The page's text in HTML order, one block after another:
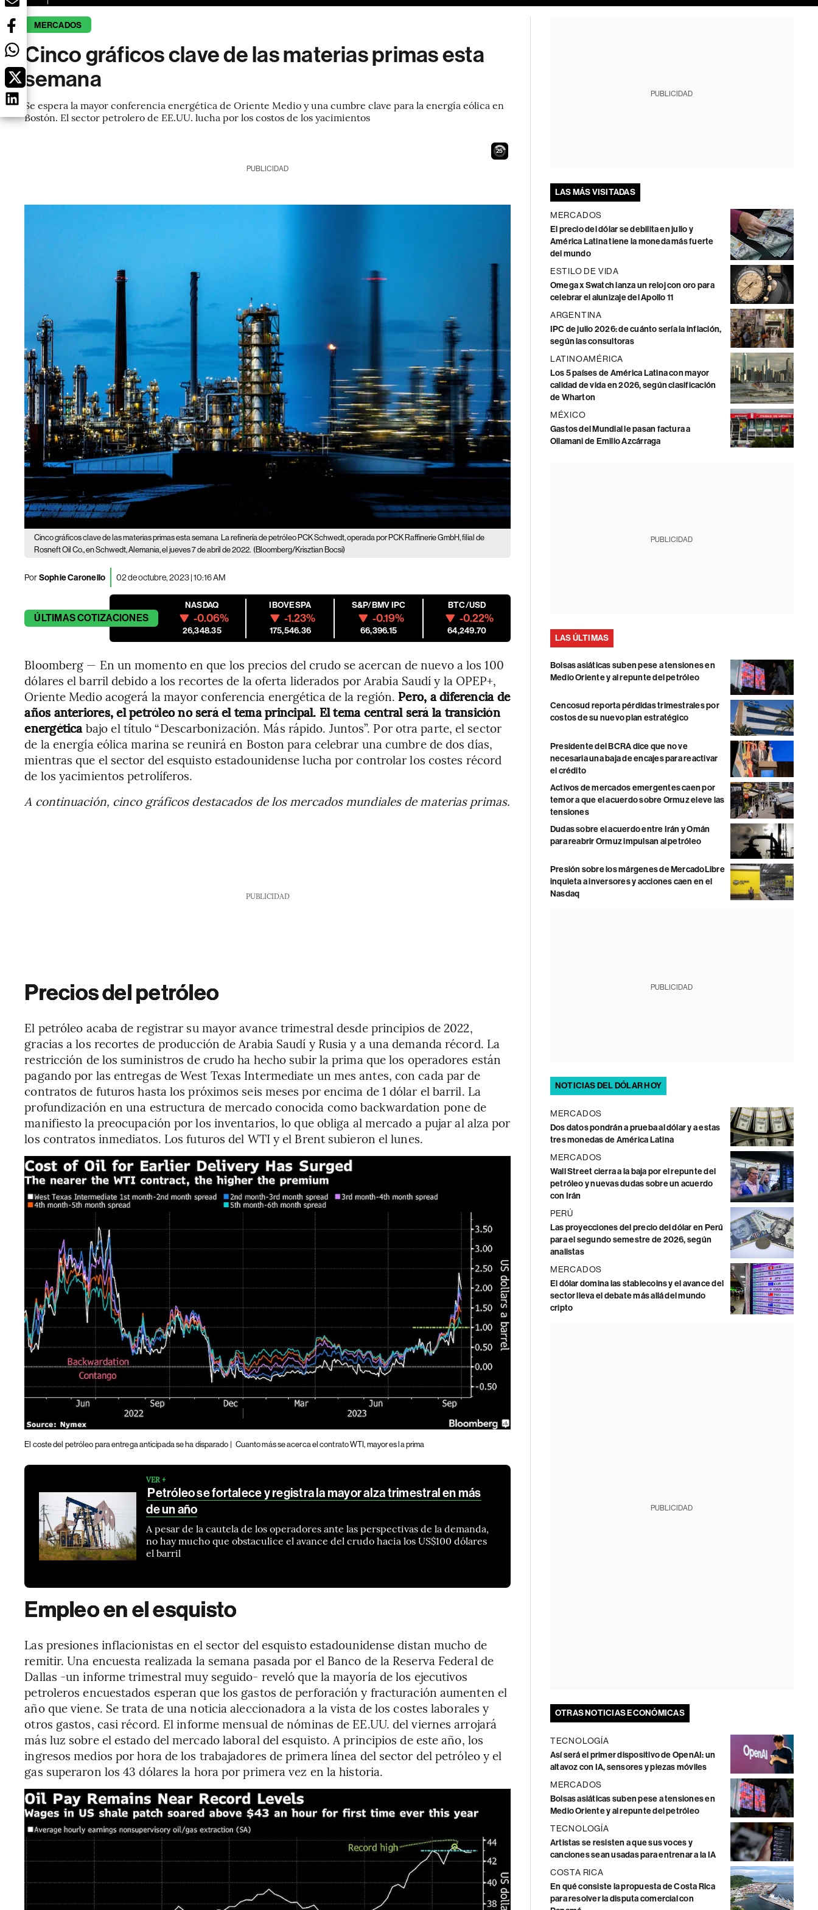
MERCADOS
Cinco gráficos clave de las materias primas esta
semana
Se espera la mayor conferencia energética de Oriente Medio y una cumbre clave para la energía eólica en
Bostón. El sector petrolero de EE.UU. lucha por los costos de los yacimientos
24
PUBLICIDAD
Cinco gráficos clave de las materias primas esta semana La refinería de petróleo PCK Schwedt, operada por PCK Raffinerie GmbH, filial de
Rosneft Oil Co., en Schwedt, Alemania, el jueves 7 de abril de 2022. (Bloomberg/Krisztian Bocsi)
PorSophie Caronello 02 de octubre, 2023 | 10:16 AM
ÚLTIMASCOTIZACIONES
NASDAQ
-0.06%
26,348.35
IBOVESPA
-1.23%
175,546.36
S&P/BMV IPC
-0.19%
66,396.15
BTC/USD
-0.22%
64,249.70
Bloomberg — En un momento en que los precios del crudo se acercan de nuevo a los 100
dólares el barril debido a los recortes de la oferta liderados por Arabia Saudí y la OPEP+,
Oriente Medio acogerá la mayor conferencia energética de la región. Pero, a diferencia de
años anteriores, el petróleo no será el tema principal. El tema central será la transición
energéticabajo el título “Descarbonización. Más rápido. Juntos”. Por otra parte, el sector
de la energía eólica marina se reunirá en Boston para celebrar una cumbre de dos días,
mientras que el sector del esquisto estadounidense lucha por controlar los costes récord
de los yacimientos petrolíferos.
A continuación, cinco gráficos destacados de los mercados mundiales de materias primas.
PUBLICIDAD
Precios del petróleo
El petróleo acaba de registrar su mayor avance trimestral desde principios de 2022,
gracias a los recortes de producción de Arabia Saudí y Rusia y a una demanda récord. La
restricción de los suministros de crudo ha hecho subir la prima que los operadores están
pagando por las entregas de West Texas Intermediate un mes antes, con cada par de
contratos de futuros hasta los próximos seis meses por encima de 1 dólar el barril. La
profundización en una estructura de mercado conocida como backwardation pone de
manifiesto la preocupación por los inventarios, lo que obliga al mercado a pujar al alza por
los contratos inmediatos. Los futuros del WTI y el Brent subieron el lunes.
El coste del petróleo para entrega anticipada se ha disparado | Cuanto más se acerca el contrato WTI, mayor es la prima
VER +
Petróleo se fortalece y registra la mayor alza trimestral en más
de un año
A pesar de la cautela de los operadores ante las perspectivas de la demanda,
no hay mucho que obstaculice el avance del crudo hacia los US$100 dólares
el barril
Empleo en el esquisto
Las presiones inflacionistas en el sector del esquisto estadounidense distan mucho de
remitir. Una encuesta realizada la semana pasada por el Banco de la Reserva Federal de
Dallas -un informe trimestral muy seguido- reveló que la mayoría de los ejecutivos
petroleros encuestados esperan que los gastos de perforación y fracturación aumenten el
año que viene. Se trata de una noticia aleccionadora a la vista de los costes laborales y
otros gastos, casi récord. El informe mensual de nóminas de EE.UU. del viernes arrojará
más luz sobre el estado del mercado laboral del esquisto. A principios de este año, los
ingresos medios por hora de los trabajadores de primera línea del sector del petróleo y el
gas superaron los 43 dólares la hora por primera vez en la historia.
PUBLICIDAD
LAS MÁS VISITADAS
MERCADOS
El precio del dólar se debilita en julio y
América Latina tiene la moneda más fuerte
del mundo
ESTILO DE VIDA
Omega x Swatch lanza un reloj con oro para
celebrar el alunizaje del Apollo 11
ARGENTINA
IPC de julio 2026: de cuánto sería la inflación,
según las consultoras
LATINOAMÉRICA
Los 5 países de América Latina con mayor
calidad de vida en 2026, según clasificación
de Wharton
MÉXICO
Gastos del Mundial le pasan factura a
Ollamani de Emilio Azcárraga
PUBLICIDAD
LAS ÚLTIMAS
Bolsas asiáticas suben pese a tensiones en
Medio Oriente y al repunte del petróleo
Cencosud reporta pérdidas trimestrales por
costos de su nuevo plan estratégico
Presidente del BCRA dice que no ve
necesaria una baja de encajes para reactivar
el crédito
Activos de mercados emergentes caen por
temor a que el acuerdo sobre Ormuz eleve las
tensiones
Dudas sobre el acuerdo entre Irán y Omán
para reabrir Ormuz impulsan al petróleo
Presión sobre los márgenes de MercadoLibre
inquieta a inversores y acciones caen en el
Nasdaq
PUBLICIDAD
NOTICIAS DEL DÓLAR HOY
MERCADOS
Dos datos pondrán a prueba al dólar y a estas
tres monedas de América Latina
MERCADOS
Wall Street cierra a la baja por el repunte del
petróleo y nuevas dudas sobre un acuerdo
con Irán
PERÚ
Las proyecciones del precio del dólar en Perú
para el segundo semestre de 2026, según
analistas
MERCADOS
El dólar domina las stablecoins y el avance del
sector lleva el debate más allá del mundo
cripto
PUBLICIDAD
OTRAS NOTICIAS ECONÓMICAS
TECNOLOGÍA
Así será el primer dispositivo de OpenAI: un
altavoz con IA, sensores y piezas móviles
MERCADOS
Bolsas asiáticas suben pese a tensiones en
Medio Oriente y al repunte del petróleo
TECNOLOGÍA
Artistas se resisten a que sus voces y
canciones sean usadas para entrenar a la IA
COSTA RICA
En qué consiste la propuesta de Costa Rica
para resolver la disputa comercial con